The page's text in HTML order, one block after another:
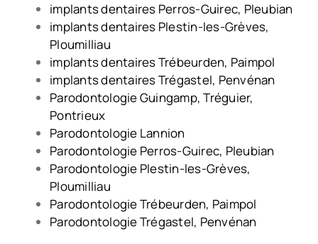
implants dentaires Perros-Guirec, Pleubian
implants dentaires Plestin-les-Grèves,
Ploumilliau
implants dentaires Trébeurden, Paimpol
implants dentaires Trégastel, Penvénan
Parodontologie Guingamp, Tréguier,
Pontrieux
Parodontologie Lannion
Parodontologie Perros-Guirec, Pleubian
Parodontologie Plestin-les-Grèves,
Ploumilliau
Parodontologie Trébeurden, Paimpol
Parodontologie Trégastel, Penvénan